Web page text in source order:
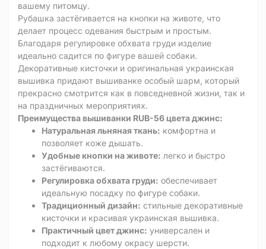
вашему питомцу.
Рубашка застёгивается на кнопки на животе, что
делает процесс одевания быстрым и простым.
Благодаря регулировке обхвата груди изделие
идеально садится по фигуре вашей собаки.
Декоративные кисточки и оригинальная украинская
вышивка придают вышиванке особый шарм, который
прекрасно смотрится как в повседневной жизни, так и
на праздничных мероприятиях.
Преимущества вышиванки RUB-56 цвета джинс:
Натуральная льняная ткань: комфортна и
позволяет коже дышать.
Удобные кнопки на животе: легко и быстро
застёгиваются.
Регулировка обхвата груди: обеспечивает
идеальную посадку по фигуре собаки.
Традиционный дизайн: стильные декоративные
кисточки и красивая украинская вышивка.
Практичный цвет джинс: универсален и
подходит к любому окрасу шерсти.